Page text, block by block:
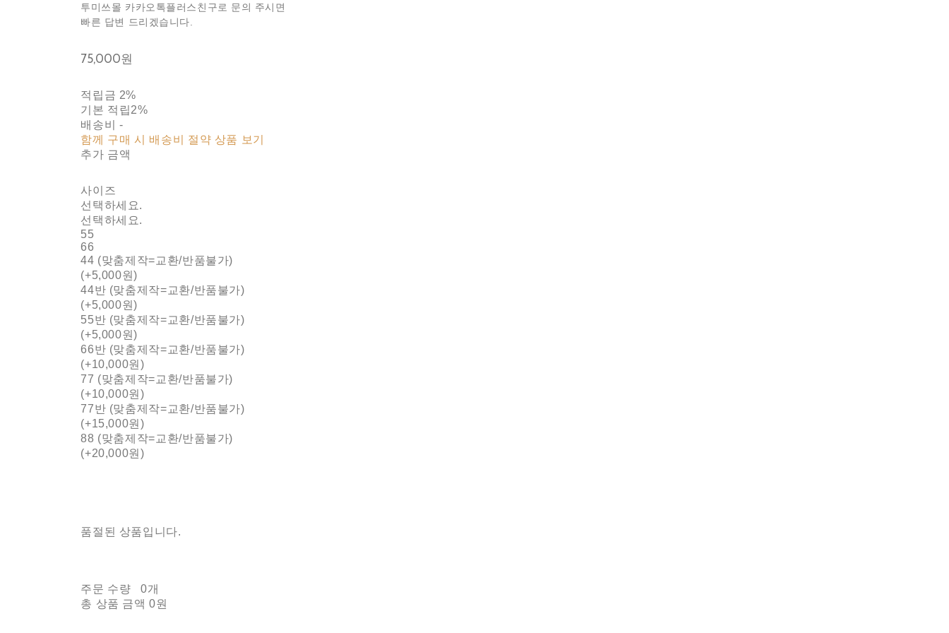
투미쓰몰 카카오톡플러스친구로 문의 주시면
빠른 답변 드리겠습니다.
75,000원
적립금 2%
기본 적립2%
배송비 -
함께 구매 시 배송비 절약 상품 보기
추가 금액
사이즈
선택하세요.
선택하세요.
55
66
44 (맞춤제작=교환/반품불가)
(+5,000원)
44반 (맞춤제작=교환/반품불가)
(+5,000원)
55반 (맞춤제작=교환/반품불가)
(+5,000원)
66반 (맞춤제작=교환/반품불가)
(+10,000원)
77 (맞춤제작=교환/반품불가)
(+10,000원)
77반 (맞춤제작=교환/반품불가)
(+15,000원)
88 (맞춤제작=교환/반품불가)
(+20,000원)
품절된 상품입니다.
주문 수량
0개
총 상품 금액 0원